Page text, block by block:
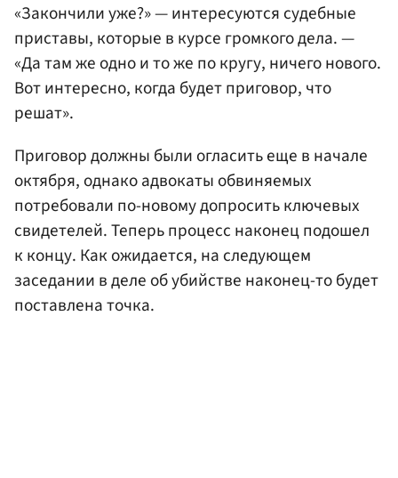
«Закончили уже?» — интересуются судебные
приставы, которые в курсе громкого дела. —
«Да там же одно и то же по кругу, ничего нового.
Вот интересно, когда будет приговор, что
решат».
Приговор должны были огласить еще в начале
октября, однако адвокаты обвиняемых
потребовали по-новому допросить ключевых
свидетелей. Теперь процесс наконец подошел
к концу. Как ожидается, на следующем
заседании в деле об убийстве наконец-то будет
поставлена точка.